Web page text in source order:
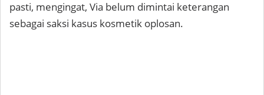
pasti, mengingat, Via belum dimintai keterangan
sebagai saksi kasus kosmetik oplosan.